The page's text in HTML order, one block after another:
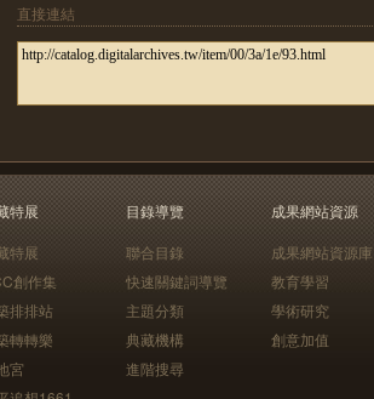
直接連結
特展
特展
創作集
排排站
轉轉樂
宮
目錄導覽
聯合目錄
快速關鍵詞導覽
主題分類
典藏機構
進階搜尋
成果網站資源
成果網站資源庫
教育學習
學術研究
創意加值